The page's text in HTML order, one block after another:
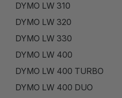
DYMO LW 310
DYMO LW 320
DYMO LW 330
DYMO LW 400
DYMO LW 400 TURBO
DYMO LW 400 DUO